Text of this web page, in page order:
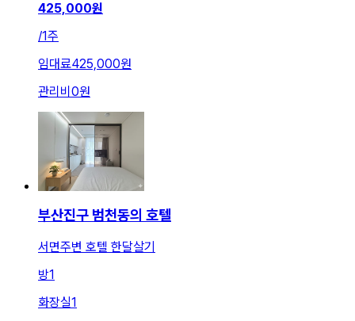
425,000원
/1주
임대료425,000원
관리비 0원
부산진구 범천동의 호텔
서면주변 호텔 한달살기
방1
화장실1